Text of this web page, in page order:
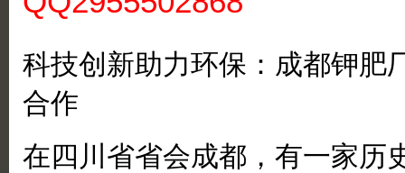
科技创新助力环保：成都钾肥
合作
在四川省省会成都，有一家历